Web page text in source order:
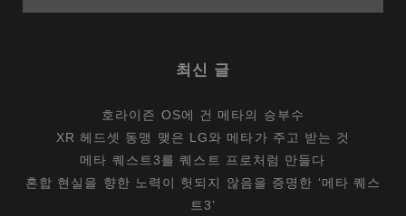
최신 글
호라이즌 OS에 건 메타의 승부수
XR 헤드셋 동맹 맺은 LG와 메타가 주고 받는 것
메타 퀘스트3를 퀘스트 프로처럼 만들다
혼합 현실을 향한 노력이 헛되지 않음을 증명한 ‘메타 퀘스
트3’